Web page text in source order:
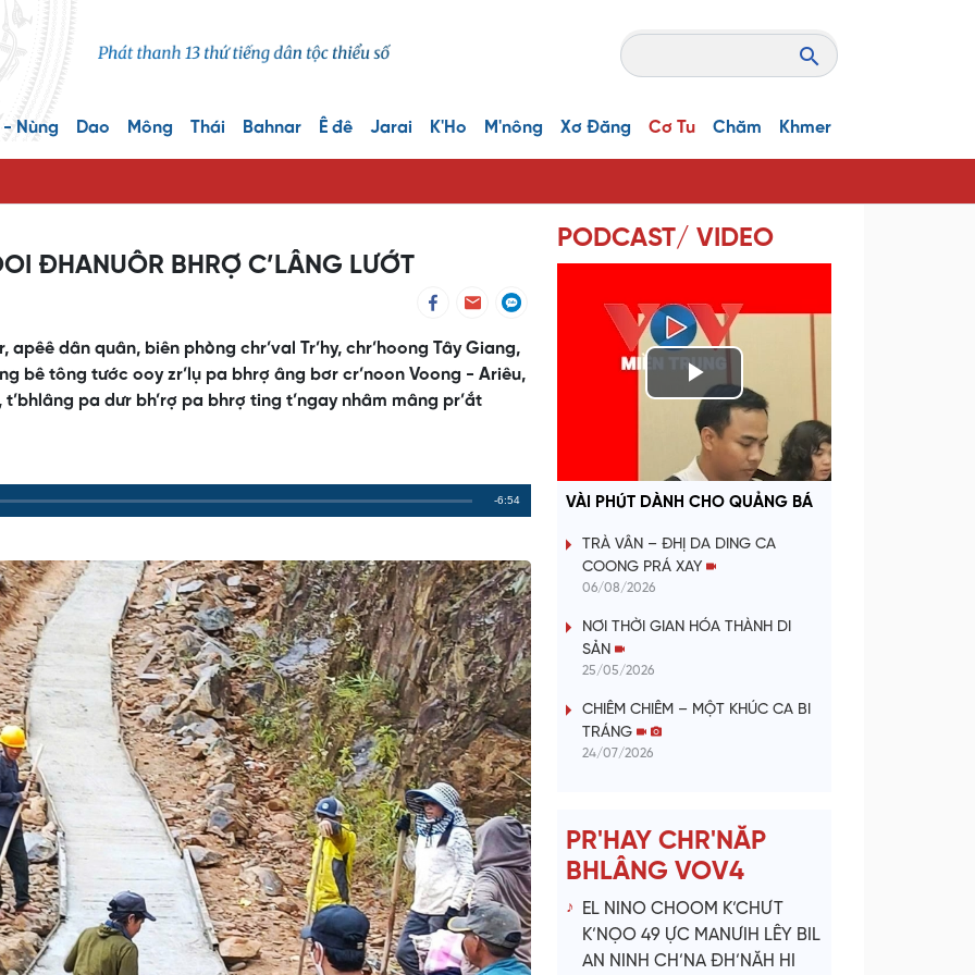
- Nùng Dao Mông Thái Bahnar Ê đê Jarai K'Ho M'nông Xơ Đăng Cơ Tu Chăm Khmer
ĐHANUÔR BHRỢ C’LÂNG LƯỚT
apêê dân quân, biên phòng chr’val Tr’hy, chr’hoong Tây Giang,
bê tông tước ooy zr’lụ pa bhrợ âng bơr cr’noon Voong - Ariêu,
pa dưr bh’rợ pa bhrợ ting t’ngay nhâm mâng pr’ắt
Remaining
-6:54
PODCAST/ VIDEO
P
l
a
y
i
d
VÀI PHÚT DÀNH CHO QUẢNG BÁ
TRÀ VÂN – ĐHỊ DA DING CA
COONG PRÁ XAY
06/08/2026
NƠI THỜI GIAN HÓA THÀNH DI
SẢN
25/05/2026
CHIÊM CHIÊM – MỘT KHÚC CA BI
TRÁNG
24/07/2026
PR'HAY CHR'NĂP
BHLÂNG VOV4
EL NINO CHOOM K’CHƯT
K’NỌO 49 ỰC MANƯIH LÊY BIL
AN NINH CH’NA ĐH’NĂH HI